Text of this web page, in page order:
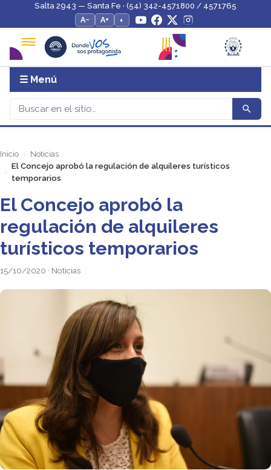
Salta 2943 — Santa Fe · (54) 342-4571800 / 4571765
A−
A+ ◐
☰ Menú
Inicio
Noticias
El Concejo aprobó la regulación de alquileres turísticos
temporarios
El Concejo aprobó la
regulación de alquileres
turísticos temporarios
15/10/2020 · Noticias